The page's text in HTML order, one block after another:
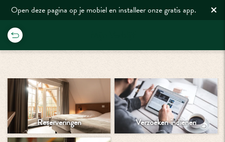
Open deze pagina op je mobiel en installeer onze gratis app. ×
Reserveringen Verzoeken indienen